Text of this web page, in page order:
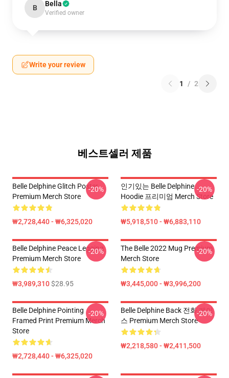
B Bella
Verified owner
Write your review
1 / 2
베스트셀러 제품
Belle Delphine Glitch Poster
Premium Merch Store
₩2,728,440 - ₩6,325,020
-20%
인기있는 Belle Delphine
Hoodie 프리미엄 Merch Store
₩5,918,510 - ₩6,883,110
-20%
Belle Delphine Peace Legging
Premium Merch Store
₩3,989,310$28.95
-20%
The Belle 2022 Mug Premium
Merch Store
₩3,445,000 - ₩3,996,200
-20%
Belle Delphine Pointing
Framed Print Premium Merch
Store
₩2,728,440 - ₩6,325,020
-20%
Belle Delphine Back 전화 케이
스 Premium Merch Store
₩2,218,580 - ₩2,411,500
-20%